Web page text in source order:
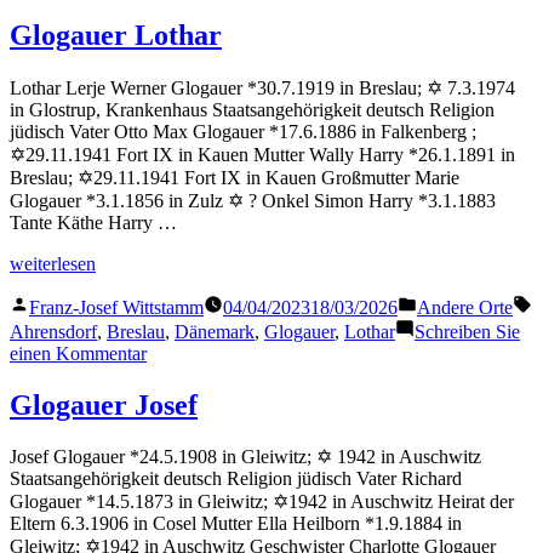
Herta
Glogauer Lothar
Lothar Lerje Werner Glogauer *30.7.1919 in Breslau; ✡ 7.3.1974
in Glostrup, Krankenhaus Staatsangehörigkeit deutsch Religion
jüdisch Vater Otto Max Glogauer *17.6.1886 in Falkenberg ;
✡29.11.1941 Fort IX in Kauen Mutter Wally Harry *26.1.1891 in
Breslau; ✡29.11.1941 Fort IX in Kauen Großmutter Marie
Glogauer *3.1.1856 in Zulz ✡ ? Onkel Simon Harry *3.1.1883
Tante Käthe Harry …
„Glogauer
weiterlesen
Veröffentlicht
von
Franz-Josef Wittstamm 04/04/202318/03/2026
Veröffentlicht
in
Andere Orte
Ahrensdorf, Breslau, Dänemark, Glogauer, Lothar
Schreiben Sie
einen Kommentarzu
Lothar
Glogauer Josef
Josef Glogauer *24.5.1908 in Gleiwitz; ✡ 1942 in Auschwitz
Staatsangehörigkeit deutsch Religion jüdisch Vater Richard
Glogauer *14.5.1873 in Gleiwitz; ✡1942 in Auschwitz Heirat der
Eltern 6.3.1906 in Cosel Mutter Ella Heilborn *1.9.1884 in
Gleiwitz; ✡1942 in Auschwitz Geschwister Charlotte Glogauer